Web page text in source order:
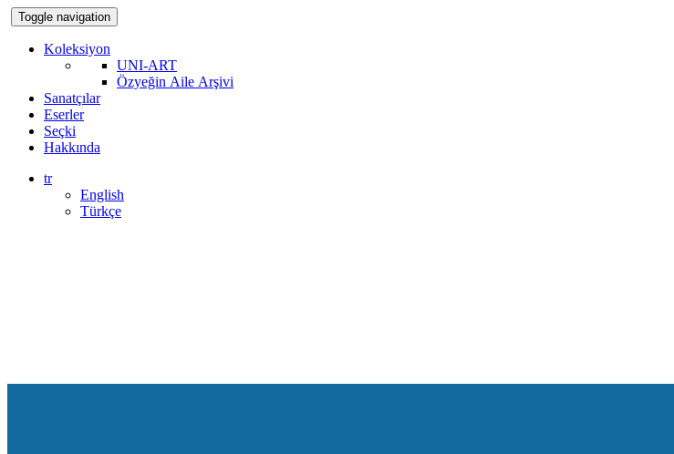
Toggle navigation
Koleksiyon
UNI-ART
Özyeğin Aile Arşivi
Sanatçılar
Eserler
Seçki
Hakkında
tr
English
Türkçe